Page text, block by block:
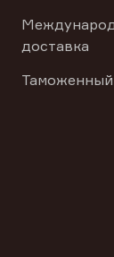
доставка
Таможенный